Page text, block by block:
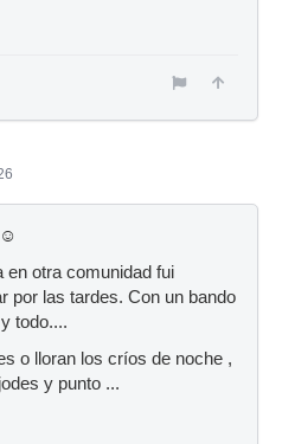
en otra comunidad fui
por las tardes. Con un bando
todo....
o lloran los críos de noche ,
y punto ...